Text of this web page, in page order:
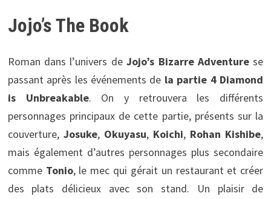
Jojo’s The Book
Roman dans l’univers deJojo’s Bizarre Adventurese
passant après les événements de la partie 4 Diamond
is Unbreakable. On y retrouvera les différents
personnages principaux de cette partie, présents sur la
couverture, Josuke, Okuyasu, Koichi, Rohan Kishibe,
mais également d’autres personnages plus secondaire
comme Tonio, le mec qui gérait un restaurant et créer
des plats délicieux avec son stand. Un plaisir de